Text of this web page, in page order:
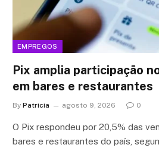
EMPREGOS
Pix amplia participação
em bares e restaurantes
By Patricia agosto 9, 2026 0
O Pix respondeu por 20,5% das
bares e restaurantes do país,